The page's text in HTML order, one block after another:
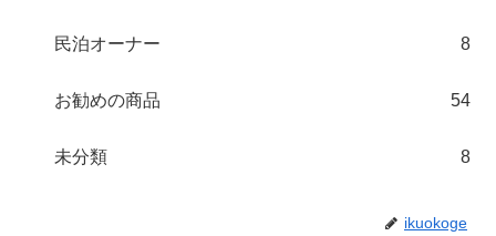
民泊オーナー 8
お勧めの商品 54
未分類 8
ikuokoge